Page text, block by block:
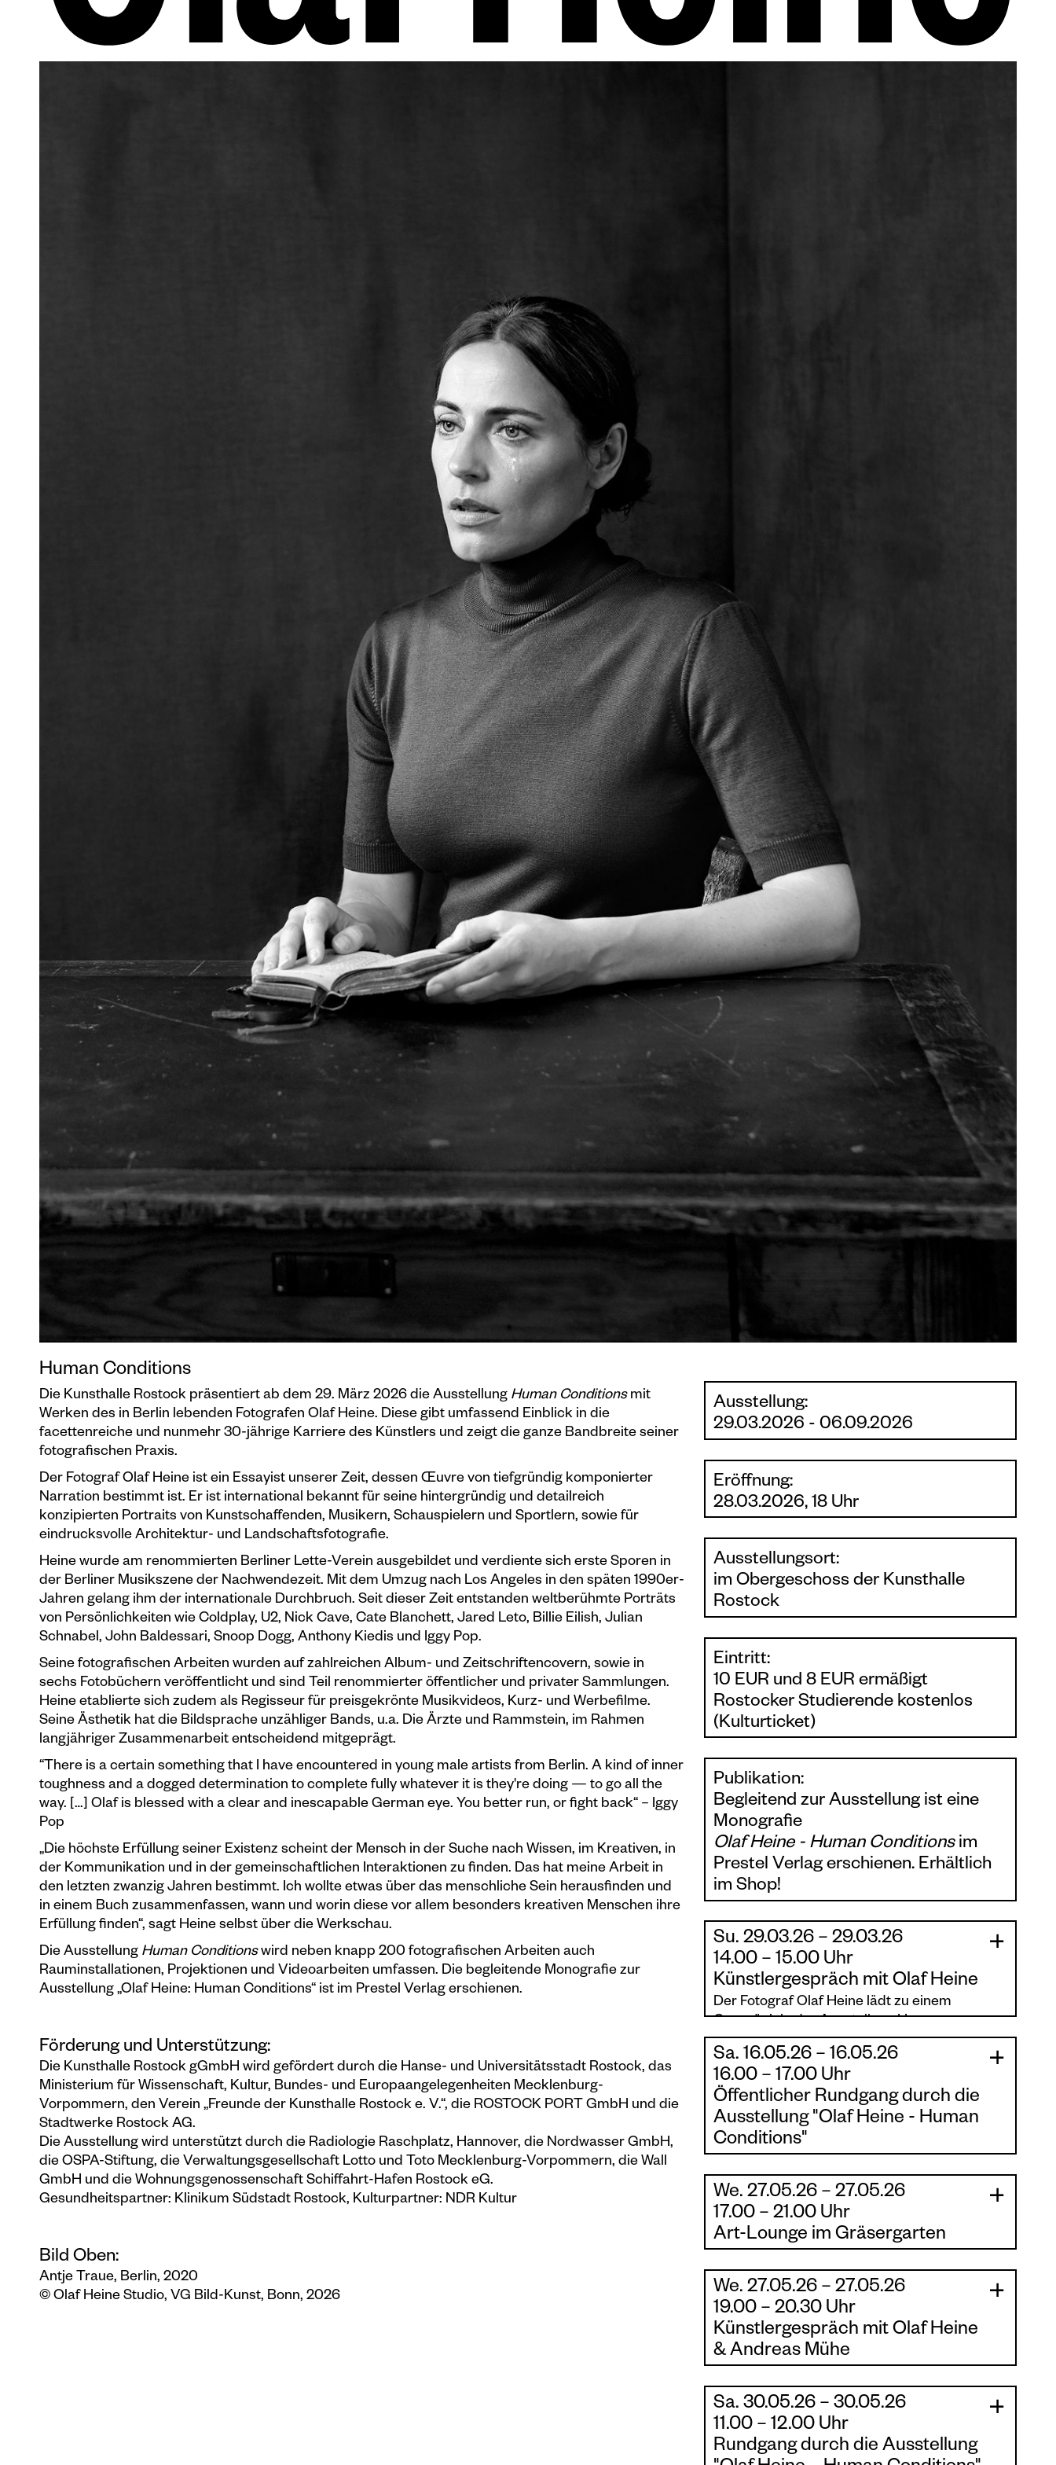
Human Conditions
Die Kunsthalle Rostock präsentiert ab dem 29. März 2026 die Ausstellung Human Conditionsmit
Werken des in Berlin lebenden Fotografen Olaf Heine. Diese gibt umfassend Einblick in die
facettenreiche und nunmehr 30-jährige Karriere des Künstlers und zeigt die ganze Bandbreite seiner
fotografischen Praxis.
Der Fotograf Olaf Heine ist ein Essayist unserer Zeit, dessen Œuvre von tiefgründig komponierter
Narration bestimmt ist. Er ist international bekannt für seine hintergründig und detailreich
konzipierten Portraits von Kunstschaffenden, Musikern, Schauspielern und Sportlern, sowie für
eindrucksvolle Architektur- und Landschaftsfotografie.
Heine wurde am renommierten Berliner Lette-Verein ausgebildet und verdiente sich erste Sporen in
der Berliner Musikszene der Nachwendezeit. Mit dem Umzug nach Los Angeles in den späten 1990er-
Jahren gelang ihm der internationale Durchbruch. Seit dieser Zeit entstanden weltberühmte Porträts
von Persönlichkeiten wie Coldplay, U2, Nick Cave, Cate Blanchett, Jared Leto, Billie Eilish, Julian
Schnabel, John Baldessari, Snoop Dogg, Anthony Kiedis und Iggy Pop.
Seine fotografischen Arbeiten wurden auf zahlreichen Album- und Zeitschriftencovern, sowie in
sechs Fotobüchern veröffentlicht und sind Teil renommierter öffentlicher und privater Sammlungen.
Heine etablierte sich zudem als Regisseur für preisgekrönte Musikvideos, Kurz- und Werbefilme.
Seine Ästhetik hat die Bildsprache unzähliger Bands, u.a. Die Ärzte und Rammstein, im Rahmen
langjähriger Zusammenarbeit entscheidend mitgeprägt.
“There is a certain something that I have encountered in young male artists from Berlin. A kind of inner
toughness and a dogged determination to complete fully whatever it is they're doing — to go all the
way. […] Olaf is blessed with a clear and inescapable German eye. You better run, or fight back“ – Iggy
Pop
„Die höchste Erfüllung seiner Existenz scheint der Mensch in der Suche nach Wissen, im Kreativen, in
der Kommunikation und in der gemeinschaftlichen Interaktionen zu finden. Das hat meine Arbeit in
den letzten zwanzig Jahren bestimmt. Ich wollte etwas über das menschliche Sein herausfinden und
in einem Buch zusammenfassen, wann und worin diese vor allem besonders kreativen Menschen ihre
Erfüllung finden“, sagt Heine selbst über die Werkschau.
Die Ausstellung Human Conditionswird neben knapp 200 fotografischen Arbeiten auch
Rauminstallationen, Projektionen und Videoarbeiten umfassen. Die begleitende Monografie zur
Ausstellung „Olaf Heine: Human Conditions“ ist im Prestel Verlag erschienen.
Förderung und Unterstützung:
Die Kunsthalle Rostock gGmbH wird gefördert durch die Hanse- und Universitätsstadt Rostock, das
Ministerium für Wissenschaft, Kultur, Bundes- und Europaangelegenheiten Mecklenburg-
Vorpommern, den Verein „Freunde der Kunsthalle Rostock e. V.“, die ROSTOCK PORT GmbH und die
Stadtwerke Rostock AG.
Die Ausstellung wird unterstützt durch die Radiologie Raschplatz, Hannover, die Nordwasser GmbH,
die OSPA-Stiftung, die Verwaltungsgesellschaft Lotto und Toto Mecklenburg-Vorpommern, die Wall
GmbH und die Wohnungsgenossenschaft Schiffahrt-Hafen Rostock eG.
Gesundheitspartner: Klinikum Südstadt Rostock, Kulturpartner: NDR Kultur
Bild Oben:
Antje Traue, Berlin, 2020
© Olaf Heine Studio, VG Bild-Kunst, Bonn, 2026
Ausstellung:
29.03.2026 - 06.09.2026
Eröffnung:
28.03.2026, 18 Uhr
Ausstellungsort:
im Obergeschoss der Kunsthalle
Rostock
Eintritt:
10 EUR und 8 EUR ermäßigt
Rostocker Studierende kostenlos
(Kulturticket)
Publikation:
Begleitend zur Ausstellung ist eine
Monografie
Olaf Heine - Human Conditionsim
Prestel Verlag erschienen. Erhältlich
im Shop!
Su. 29.03.26 – 29.03.26
14.00 – 15.00 Uhr
Künstlergespräch mit Olaf Heine
|
|
Der Fotograf Olaf Heine lädt zu einem
Gespräch in der Ausstellung Human
Conditions ein.
Sa. 16.05.26 – 16.05.26
16.00 – 17.00 Uhr
Öffentlicher Rundgang durch die
Ausstellung "Olaf Heine - Human
Conditions"
|
|
We. 27.05.26 – 27.05.26
17.00 – 21.00 Uhr
Art-Lounge im Gräsergarten
|
|
Kunsthalle Rostock
Besuch der Ausstellung Olaf Heine – Human
Conditions bis 21 Uhr möglich,
Speedrundgang um 17.30 Uhr! Teilnahme am
Künstler-Talk im Eintrittspreis inbegriffen
Eintritt Art-Lounge im Gräsergarten | frei
Eintritt Ausstellung, Speedrundgang &
Künstler-Talk | 10 Euro pro Person
We. 27.05.26 – 27.05.26
19.00 – 20.30 Uhr
Künstlergespräch mit Olaf Heine
& Andreas Mühe
|
|
Künstlergespräch zur Ausstellung Human
Conditions. Olaf Heine und Andreas Mühe
haben im Feld der Fotografie ihre je eigenen
Bildsprachen entwickelt, die sich mit dem
Sa. 30.05.26 – 30.05.26
11.00 – 12.00 Uhr
Rundgang durch die Ausstellung
|
|